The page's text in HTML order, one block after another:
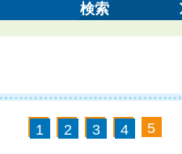
検索
1 2 3 4 5